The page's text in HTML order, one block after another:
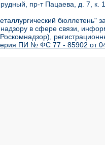
пр-т Пацаева, д. 7,
бюллетень"
в сфере связи,
ПИ № ФС 77 - 85902 от 04